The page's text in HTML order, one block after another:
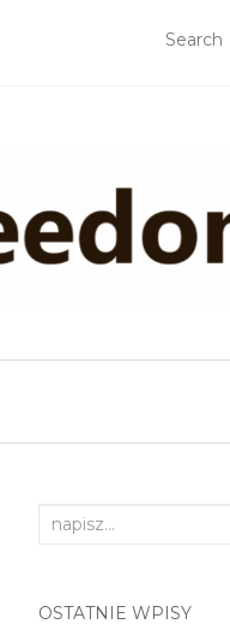
Search
OSTATNIE WPISY